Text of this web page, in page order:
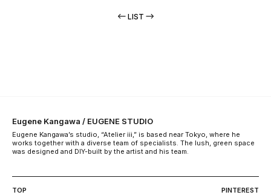
LIST
Eugene Kangawa / EUGENE STUDIO
Eugene Kangawa’s studio, “Atelier iii,” is based near Tokyo, where he
works together with a diverse team of specialists. The lush, green space
was designed and DIY-built by the artist and his team.
TOP PINTEREST